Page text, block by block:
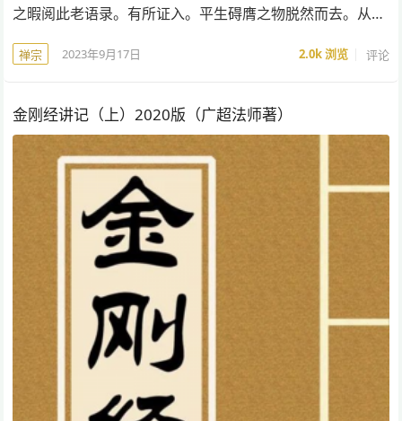
之暇阅此老语录。有所证入。平生碍膺之物脱然而去。从…
禅宗 2023年9月17日 2.0k浏览 评论
金刚经讲记（上）2020版（广超法师著）